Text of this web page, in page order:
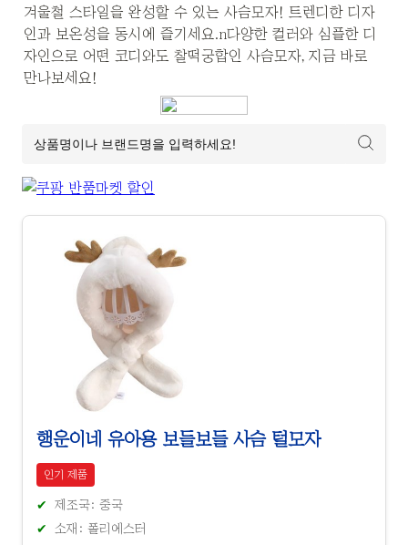
겨울철 스타일을 완성할 수 있는 사슴모자! 트렌디한 디자
인과 보온성을 동시에 즐기세요.n다양한 컬러와 심플한 디
자인으로 어떤 코디와도 찰떡궁합인 사슴모자, 지금 바로
만나보세요!
행운이네 유아용 보들보들 사슴 털모자
인기 제품
제조국: 중국
소재: 폴리에스터